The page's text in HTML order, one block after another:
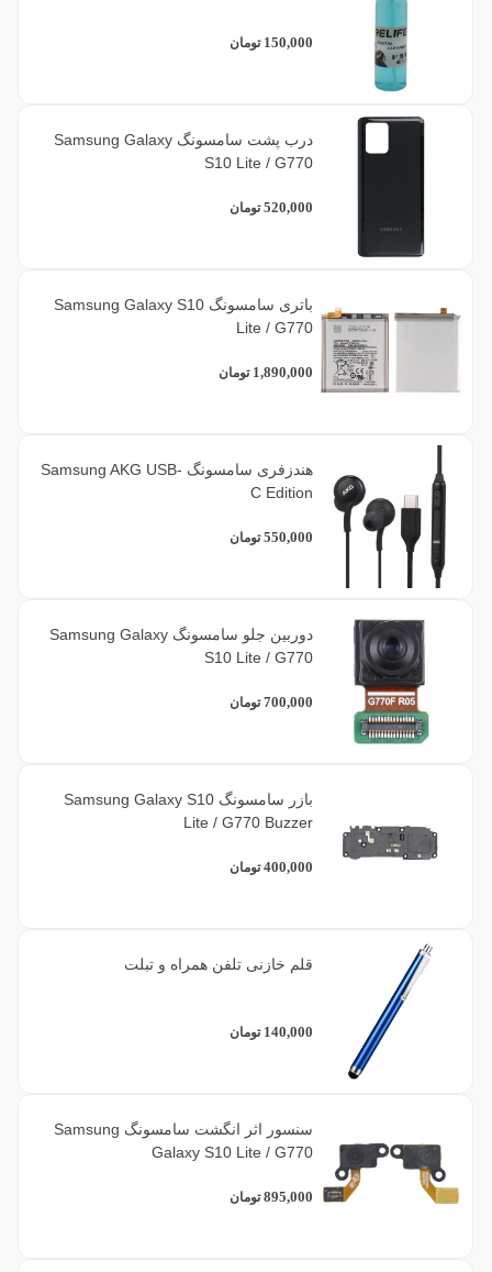
150,000 تومان
درب پشت سامسونگ Samsung Galaxy
S10 Lite / G770
520,000 تومان
باتری سامسونگ Samsung Galaxy S10
Lite / G770
1,890,000 تومان
هندزفری سامسونگ Samsung AKG USB-
C Edition
550,000 تومان
دوربین جلو سامسونگ Samsung Galaxy
S10 Lite / G770
700,000 تومان
بازر سامسونگ Samsung Galaxy S10
Lite / G770 Buzzer
400,000 تومان
قلم خازنی تلفن همراه و تبلت
140,000 تومان
سنسور اثر انگشت سامسونگ Samsung
Galaxy S10 Lite / G770
895,000 تومان